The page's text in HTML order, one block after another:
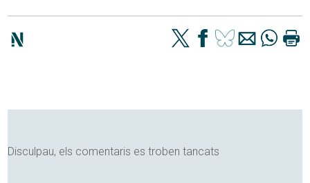
Disculpau, els comentaris es troben tancats